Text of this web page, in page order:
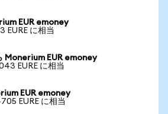
EUR emoney
EURE に相当
Monerium EUR emoney
EURE に相当
EUR emoney
EURE に相当